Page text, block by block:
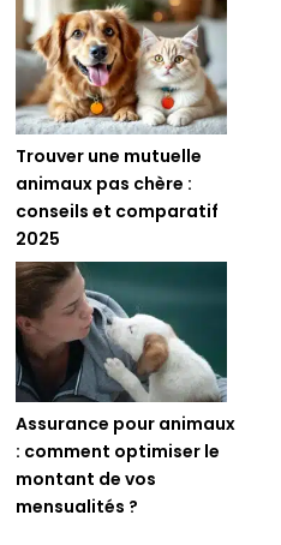
Trouver une mutuelle
animaux pas chère :
conseils et comparatif
2025
Assurance pour animaux
: comment optimiser le
montant de vos
mensualités ?